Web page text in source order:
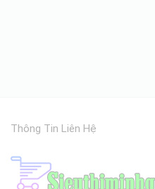
Thông Tin Liên Hệ